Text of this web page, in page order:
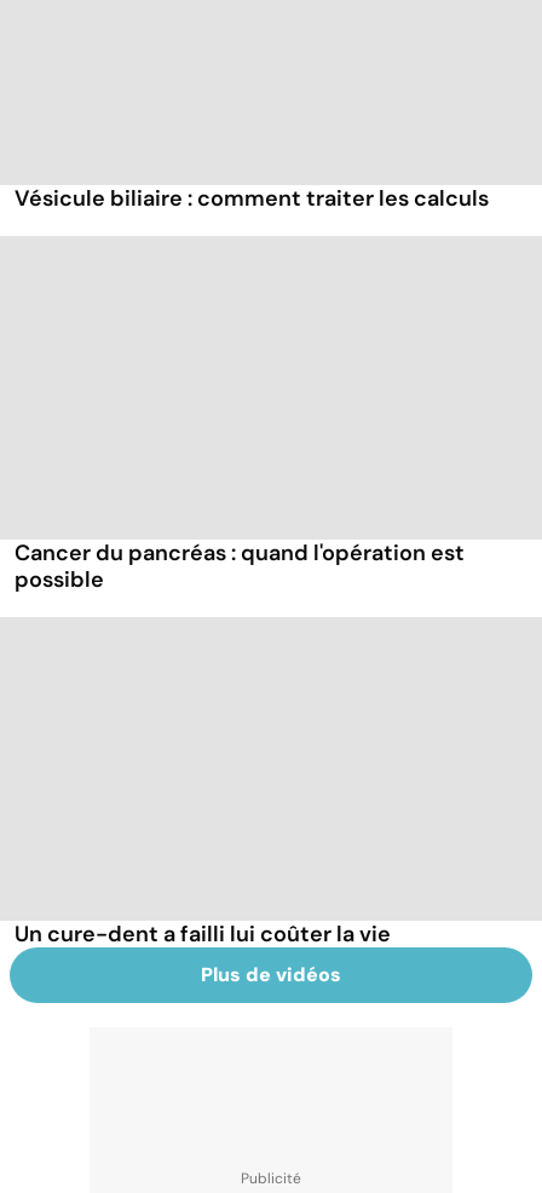
Vésicule biliaire : comment traiter les calculs
Cancer du pancréas : quand l'opération est
possible
Un cure-dent a failli lui coûter la vie
Plus de vidéos